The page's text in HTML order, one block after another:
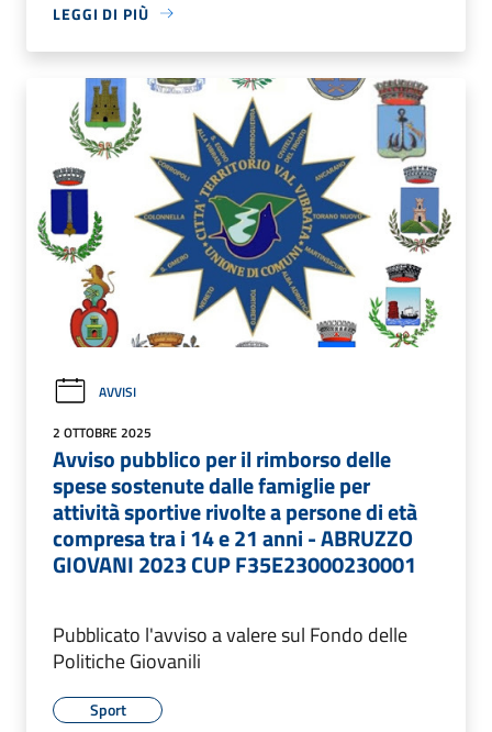
LEGGI DI PIÙ
AVVISI
2 OTTOBRE 2025
Avviso pubblico per il rimborso delle
spese sostenute dalle famiglie per
attività sportive rivolte a persone di età
compresa tra i 14 e 21 anni - ABRUZZO
GIOVANI 2023 CUP F35E23000230001
Pubblicato l'avviso a valere sul Fondo delle
Politiche Giovanili
Sport